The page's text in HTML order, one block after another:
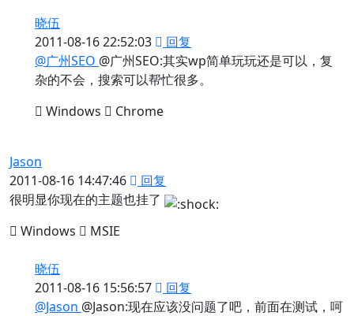
晓伍
2011-08-16 22:52:03
回复
@广州SEO @广州SEO:其实wp简单玩玩还是可以，复
杂的不会，搜索可以帮忙很多。
Windows
Chrome
Jason
2011-08-16 14:47:46
回复
很明显你现在的主题也挂了
Windows
MSIE
晓伍
2011-08-16 15:56:57
回复
@Jason @Jason:现在应该没问题了吧，前面在测试，呵